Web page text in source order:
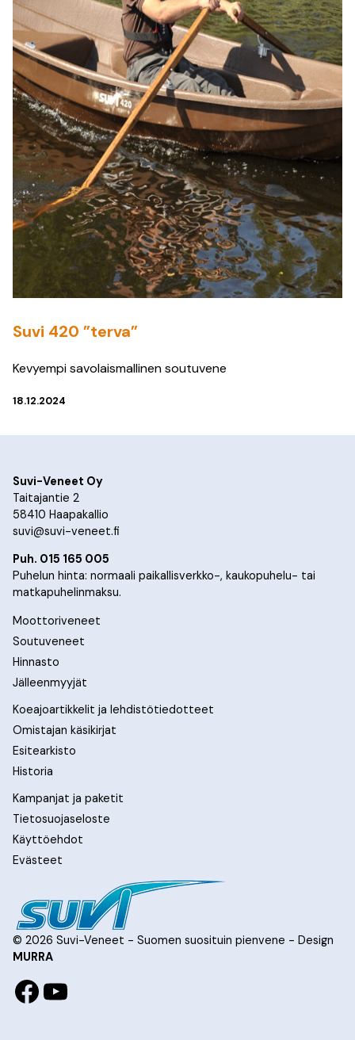
Suvi 420 ”terva”
Kevyempi savolaismallinen soutuvene
18.12.2024
Suvi-Veneet Oy
Taitajantie 2
58410 Haapakallio
suvi@suvi-veneet.fi
Puh. 015 165 005
Puhelun hinta: normaali paikallisverkko-, kaukopuhelu- tai
matkapuhelinmaksu.
Moottoriveneet
Soutuveneet
Hinnasto
Jälleenmyyjät
Koeajoartikkelit ja lehdistötiedotteet
Omistajan käsikirjat
Esitearkisto
Historia
Kampanjat ja paketit
Tietosuojaseloste
Käyttöehdot
Evästeet
© 2026 Suvi-Veneet - Suomen suosituin pienvene - Design
MURRA
Facebook
YouTube